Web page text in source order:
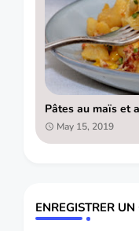
Pâtes au maïs et
May 15, 2019
ENREGISTRER